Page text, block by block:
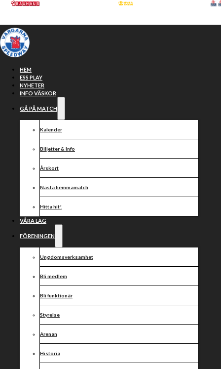
Hoppa till huvudinnehåll
HEM
ESS PLAY
NYHETER
INFO VÄSKOR
GÅ PÅ MATCH
Kalender
Biljetter & Info
Årskort
Nästa hemmamatch
Hitta hit!
VÅRA LAG
FÖRENINGEN
Ungdomsverksamhet
Bli medlem
Bli funktionär
Styrelse
Arenan
Historia
Första segern
på
hemmaplan!!